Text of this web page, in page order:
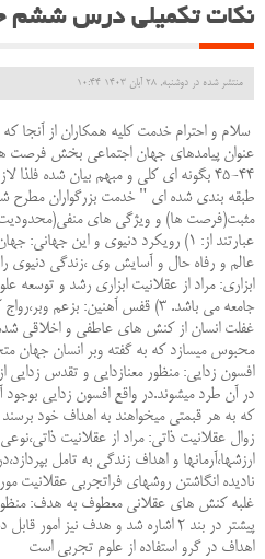
نکات تکمیلی درس ششم
منتشر شده در دوشنبه, 28 آبان 1403 10:44
44-45 بگونه اي کلي و مبهم بيان شده
طبقه بندي شده اي " خدمت بزرگواران مطرح
مثبت(فرصت ها) و ويژگي هاي
عبارتند از: 1) رويکرد دنيوي و اين
ابزاري: مراد از عقلانيت ابزاري رشد و
جامعه مي باشد. 3) قفس آهنين:
غفلت انسان از کنش هاي عاطفي و اخلاقي
افسون زدايي: منظور معنازدايي و تقدس
در آن طرد ميشوند.در واقع افسون زدايي
زوال عقلانيت ذاتي: مراد از عقلانيت
ارزشها،آرمانها و اهداف زندگي به تامل
غلبه کنش هاي عقلاني معطوف به هدف: منظور
پيشتر در بند 2 اشاره شد و هدف نيز
اهداف در گرو استفاده از علوم تجربي است